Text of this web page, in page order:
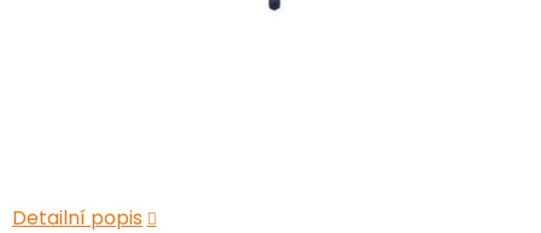
Detailní popis